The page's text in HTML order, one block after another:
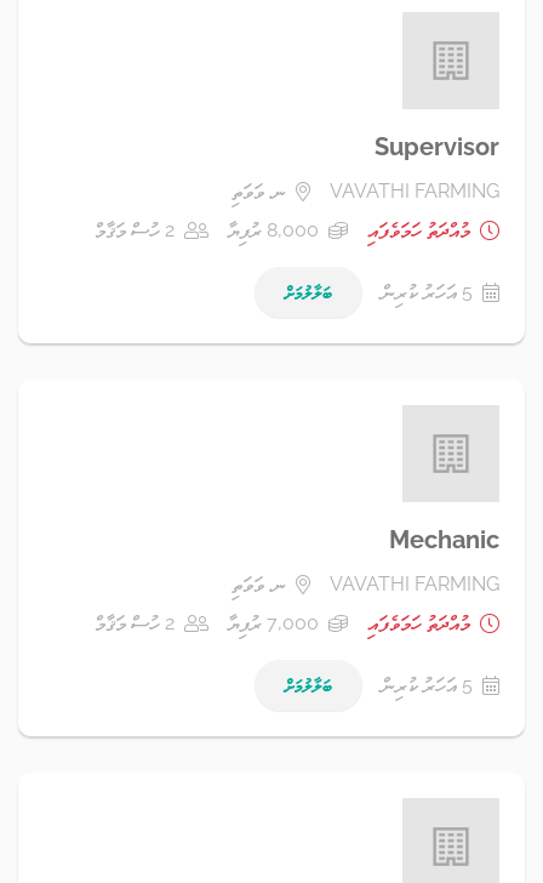
Supervisor
VAVATHI FARMING
ނ. ވަވަތި
މުއްދަތު ހަމަވެފައި
8,000 ރުފިޔާ 2 ހުސް މަޤާމް
5 އަހަރު ކުރިން ބަލާލުމަށް
Mechanic
VAVATHI FARMING
ނ. ވަވަތި
މުއްދަތު ހަމަވެފައި
7,000 ރުފިޔާ 2 ހުސް މަޤާމް
5 އަހަރު ކުރިން ބަލާލުމަށް